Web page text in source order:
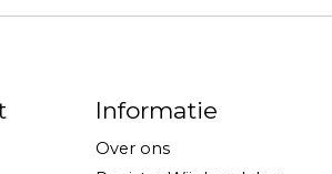
Informatie
Over ons